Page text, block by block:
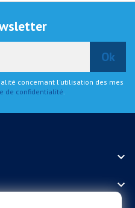
concernant l'utilisation des mes
de confidentialité

